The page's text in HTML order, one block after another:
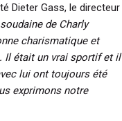
Dieter Gass, le directeur
de Charly
charismatique et
Il était un vrai sportif et il
lui ont toujours été
exprimons notre